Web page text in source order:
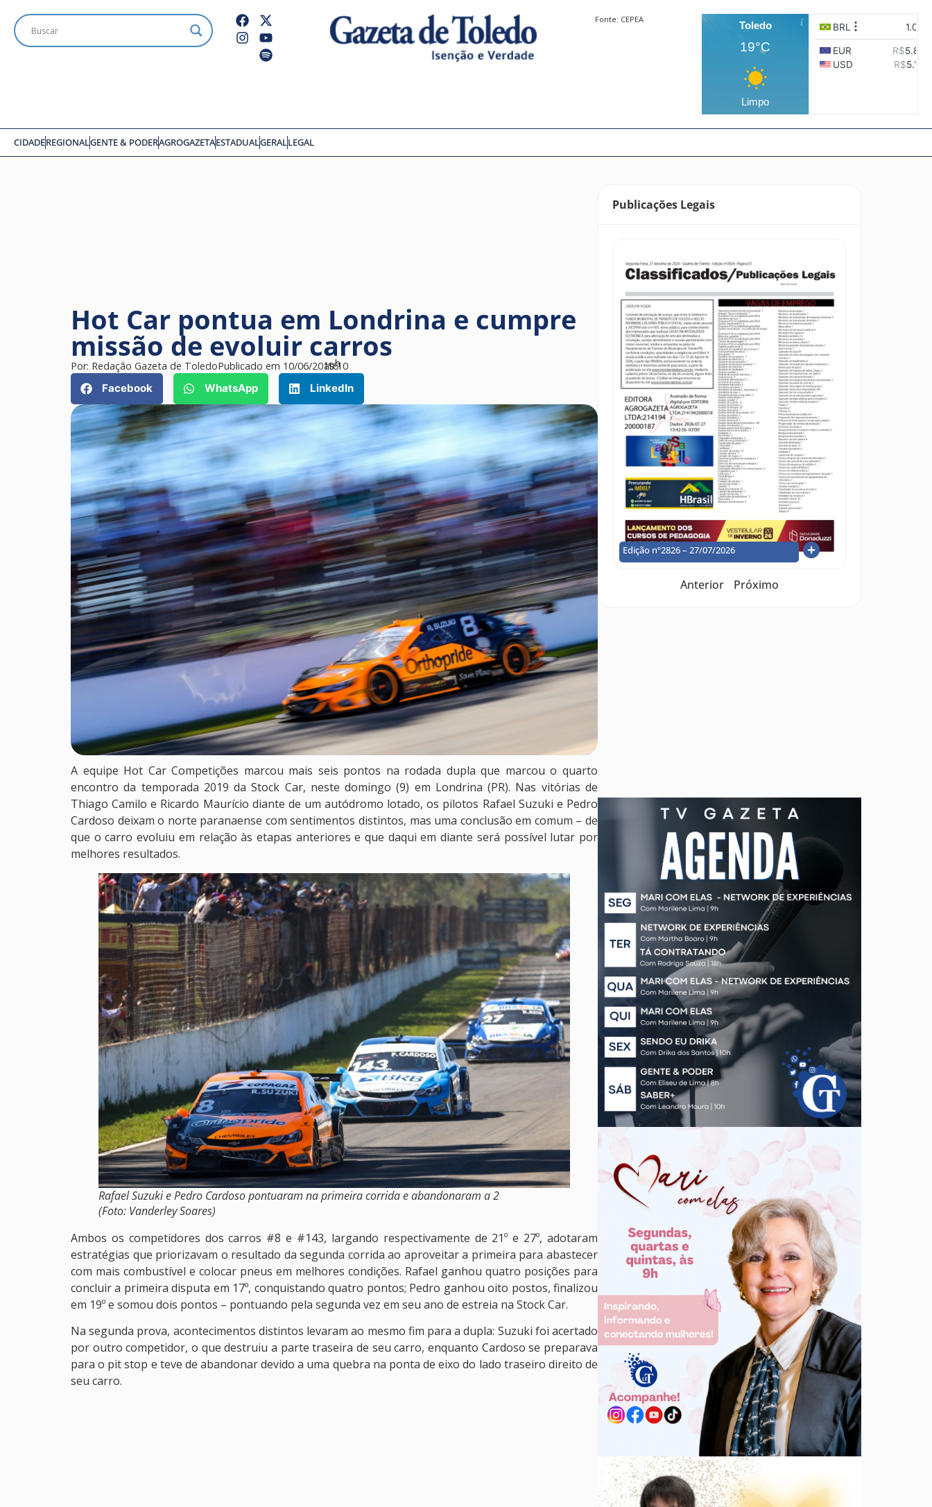
Fonte: CEPEA
Toledo
19°C
Limpo
CIDADEREGIONALGENTE & PODERAGROGAZETAESTADUALGERALLEGAL
Hot Car pontua em Londrina e cumpre
missão de evoluir carros
Por: Redação Gazeta de ToledoPublicado em 10/06/2019
às10
h
16
Facebook
WhatsApp LinkedIn
A equipe Hot Car Competições marcou mais seis pontos na rodada dupla que marcou o quarto
encontro da temporada 2019 da Stock Car, neste domingo (9) em Londrina (PR). Nas vitórias de
Thiago Camilo e Ricardo Maurício diante de um autódromo lotado, os pilotos Rafael Suzuki e Pedro
Cardoso deixam o norte paranaense com sentimentos distintos, mas uma conclusão em comum – de
que o carro evoluiu em relação às etapas anteriores e que daqui em diante será possível lutar por
melhores resultados.
Rafael Suzuki e Pedro Cardoso pontuaram na primeira corrida e abandonaram a 2
(Foto: Vanderley Soares)
Ambos os competidores dos carros #8 e #143, largando respectivamente de 21º e 27º, adotaram
estratégias que priorizavam o resultado da segunda corrida ao aproveitar a primeira para abastecer
com mais combustível e colocar pneus em melhores condições. Rafael ganhou quatro posições para
concluir a primeira disputa em 17º, conquistando quatro pontos; Pedro ganhou oito postos, finalizou
em 19º e somou dois pontos – pontuando pela segunda vez em seu ano de estreia na Stock Car.
Na segunda prova, acontecimentos distintos levaram ao mesmo fim para a dupla: Suzuki foi acertado
por outro competidor, o que destruiu a parte traseira de seu carro, enquanto Cardoso se preparava
para o pit stop e teve de abandonar devido a uma quebra na ponta de eixo do lado traseiro direito de
seu carro.
Publicações Legais
Edição nº2826 – 27/07/2026
Anterior Próximo